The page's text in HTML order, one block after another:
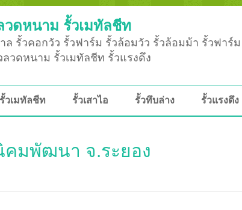
วดหนาม รั้วเมทัลชีท
ล รั้วคอกวัว รั้วฟาร์ม รั้วล้อมวัว รั้วล้อมม้า รั้วฟาร์ม
วดหนาม รั้วเมทัลชีท รั้วแรงดึง
รั้วเมทัลชีท รั้วเสาไอ รั้วทึบล่าง รั้วแรงดึง
คมพัฒนา จ.ระยอง